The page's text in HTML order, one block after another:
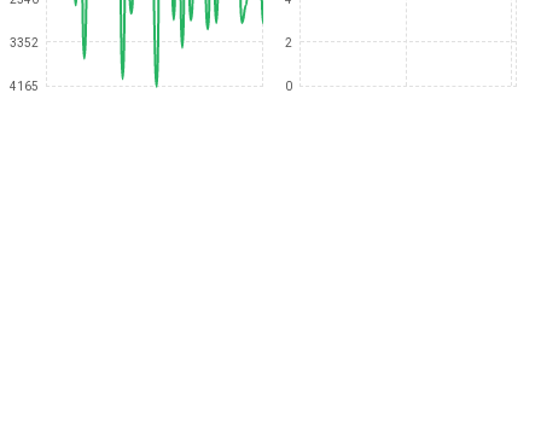
3352
4165
2
0